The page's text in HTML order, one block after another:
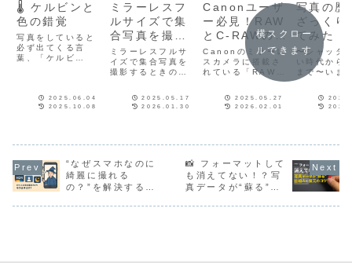
🌡️ ケルビンと
色の錯覚
写真をしていると
必ず出てくる言
葉、「ケルビ
**というもので、
光の「色味」を数
思う人も多いので
は？「これって、
シアンとイエロー
の調整になってな
2025.06.04
2025.10.08
ミラーレスフ
ルサイズで集
合写真を撮影
するときの絞
りはいくらに
するといいで
ミラーレスフルサ
イズで集合写真を
撮影するときの絞
2025.05.17
2026.01.30
Canonユーザ
ー必見！RAW
とC-RAWの画
質・容量・使
い分け
Canonのミラーレ
スカメラに搭載さ
れている「RAW」
と「C-RAW（コ
の違いは、主にフ
わかりやすく整理
2025.05.27
2026.02.01
写真の歴
ざっくり
てみた！
〜シャッタ
い時代から
まで〜いま
もスマホで
ょっと考え
写真は“8時
止”で“現像
銀”…⁉️そん
の進化を、
スリップし
みよう！
横スクロー
ルできます
“なぜスマホなのに
綺麗に撮れる
の？”を解決する話
📸 フォーマットして
も消えてない！？写
真データが“蘇る”仕